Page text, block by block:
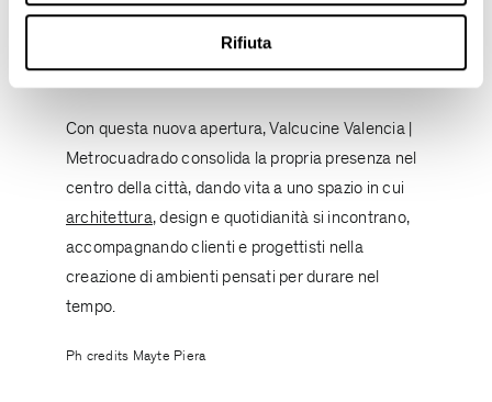
Rifiuta
sostenibilità e al benessere, creando
un'esperienza che supera il concetto di semplice
esposizione.
Con questa nuova apertura, Valcucine Valencia |
Metrocuadrado consolida la propria presenza nel
centro della città, dando vita a uno spazio in cui
architettura, design e quotidianità si incontrano,
accompagnando clienti e progettisti nella
creazione di ambienti pensati per durare nel
tempo.
Ph credits Mayte Piera